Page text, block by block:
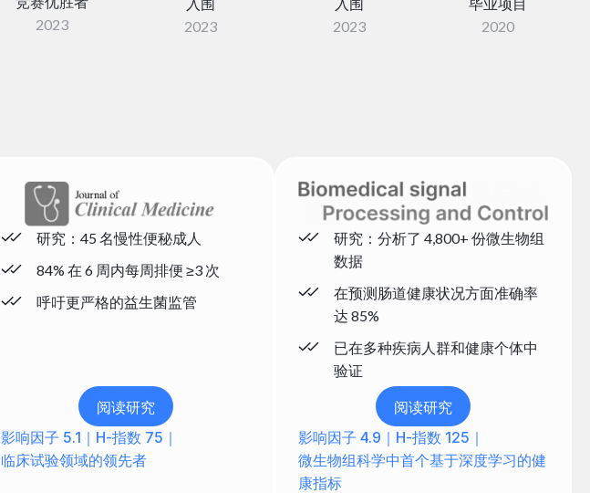
2023
入围
2023
入围
2023
毕业项目
2020
研究：45 名慢性便秘成人
84% 在 6 周内每周排便 ≥3 次
呼吁更严格的益生菌监管
阅读研究
影响因子 5.1｜H-指数 75｜
临床试验领域的领先者
研究：分析了 4,800+ 份微生物组
数据
在预测肠道健康状况方面准确率
达 85%
已在多种疾病人群和健康个体中
验证
阅读研究
影响因子 4.9｜H-指数 125｜
微生物组科学中首个基于深度学习的健
康指标